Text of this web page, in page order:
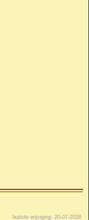
laatste wijziging: 20-07-2026